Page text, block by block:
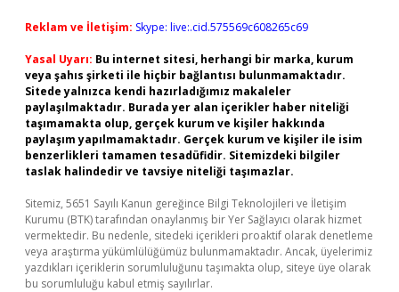
Reklam ve İletişim: Skype: live:.cid.575569c608265c69
Yasal Uyarı: Bu internet sitesi, herhangi bir marka, kurum
veya şahıs şirketi ile hiçbir bağlantısı bulunmamaktadır.
Sitede yalnızca kendi hazırladığımız makaleler
paylaşılmaktadır. Burada yer alan içerikler haber niteliği
taşımamakta olup, gerçek kurum ve kişiler hakkında
paylaşım yapılmamaktadır. Gerçek kurum ve kişiler ile isim
benzerlikleri tamamen tesadüfidir. Sitemizdeki bilgiler
taslak halindedir ve tavsiye niteliği taşımazlar.
Sitemiz, 5651 Sayılı Kanun gereğince Bilgi Teknolojileri ve İletişim
Kurumu (BTK) tarafından onaylanmış bir Yer Sağlayıcı olarak hizmet
vermektedir. Bu nedenle, sitedeki içerikleri proaktif olarak denetleme
veya araştırma yükümlülüğümüz bulunmamaktadır. Ancak, üyelerimiz
yazdıkları içeriklerin sorumluluğunu taşımakta olup, siteye üye olarak
bu sorumluluğu kabul etmiş sayılırlar.